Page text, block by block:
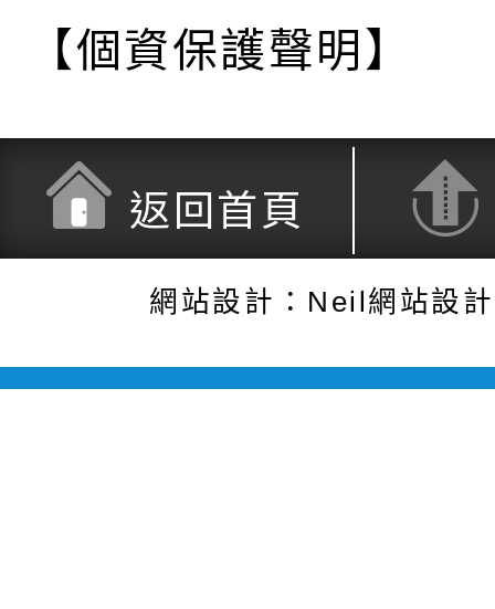
【個資保護聲明】
返回首頁
網站設計：Neil網站設